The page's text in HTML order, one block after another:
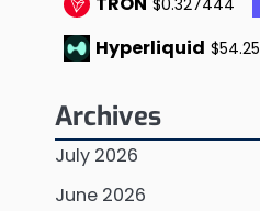
Hyperliquid $54.25
Archives
July 2026
June 2026